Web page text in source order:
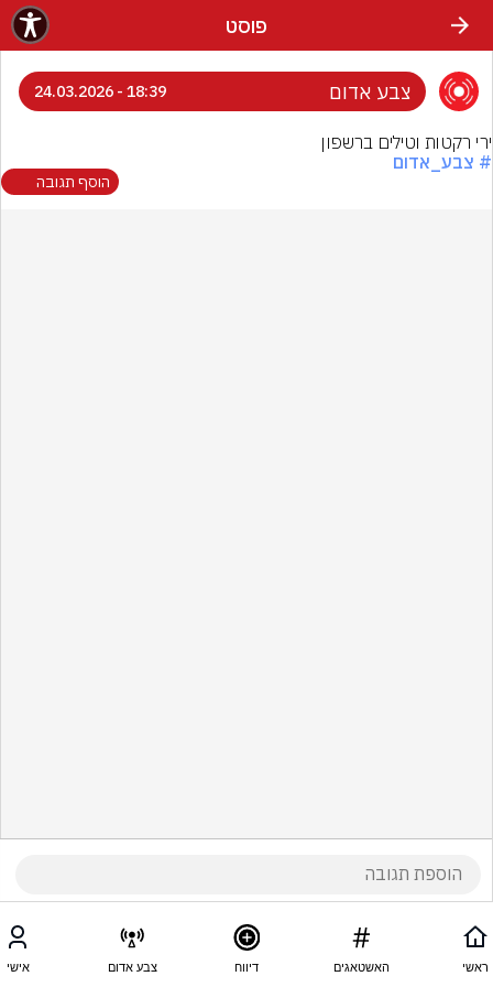
פוסט
צבע אדום 18:39 - 24.03.2026
ירי רקטות וטילים ברשפון
# צבע_אדום
הוסף תגובה
ראשי האשטאגים דיווח צבע אדום אישי